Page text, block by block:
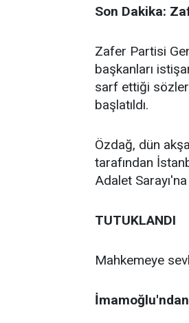
Son Dakika:
Zafer Partisi
başkanları
sarf ettiği
başlatıldı.
Özdağ, dün
tarafından
Adalet
TUTUKLANDI
Mahkemeye